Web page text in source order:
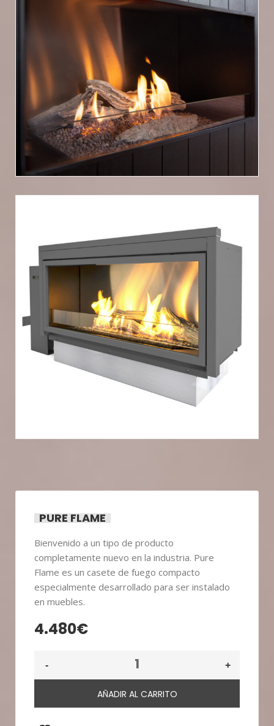
PURE FLAME
Bienvenido a un tipo de producto
completamente nuevo en la industria. Pure
Flame es un casete de fuego compacto
especialmente desarrollado para ser instalado
en muebles.
4.480€
AÑADIR AL CARRITO